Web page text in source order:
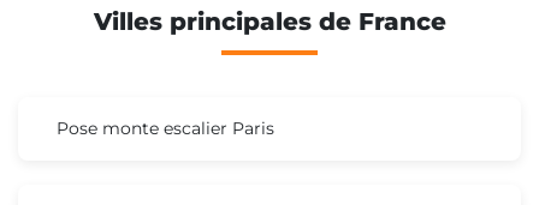
Villes principales de France
Pose monte escalier Paris